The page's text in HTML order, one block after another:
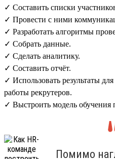
✓ Составить списки
✓ Провести с ними
✓ Разработать алгоритмы
✓ Собрать данные.
✓ Сделать аналитику.
✓ Составить отчёт.
✓ Использовать результаты
работы рекрутеров.
✓ Выстроить модель обучения
Помимо